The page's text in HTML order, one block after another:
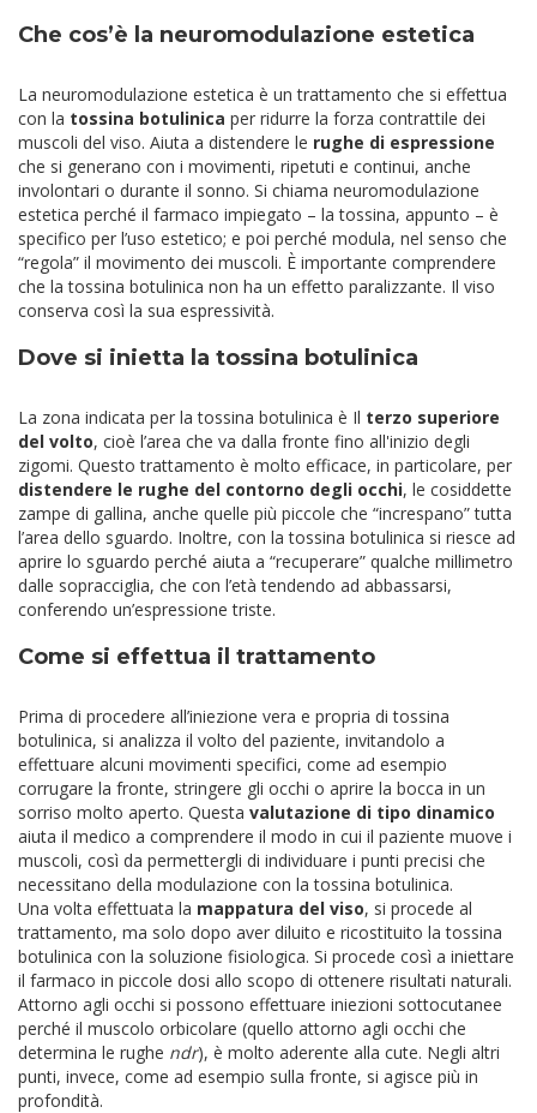
Che cos’è la neuromodulazione estetica
La neuromodulazione estetica è un trattamento che si effettua
con la tossina botulinica per ridurre la forza contrattile dei
muscoli del viso. Aiuta a distendere le rughe di espressione
che si generano con i movimenti, ripetuti e continui, anche
involontari o durante il sonno. Si chiama neuromodulazione
estetica perché il farmaco impiegato – la tossina, appunto – è
specifico per l’uso estetico; e poi perché modula, nel senso che
“regola” il movimento dei muscoli. È importante comprendere
che la tossina botulinica non ha un effetto paralizzante. Il viso
conserva così la sua espressività.
Dove si inietta la tossina botulinica
La zona indicata per la tossina botulinica è Il terzo superiore
del volto, cioè l’area che va dalla fronte fino all'inizio degli
zigomi. Questo trattamento è molto efficace, in particolare, per
distendere le rughe del contorno degli occhi, le cosiddette
zampe di gallina, anche quelle più piccole che “increspano” tutta
l’area dello sguardo. Inoltre, con la tossina botulinica si riesce ad
aprire lo sguardo perché aiuta a “recuperare” qualche millimetro
dalle sopracciglia, che con l’età tendendo ad abbassarsi,
conferendo un’espressione triste.
Come si effettua il trattamento
Prima di procedere all’iniezione vera e propria di tossina
botulinica, si analizza il volto del paziente, invitandolo a
effettuare alcuni movimenti specifici, come ad esempio
corrugare la fronte, stringere gli occhi o aprire la bocca in un
sorriso molto aperto. Questa valutazione di tipo dinamico
aiuta il medico a comprendere il modo in cui il paziente muove i
muscoli, così da permettergli di individuare i punti precisi che
necessitano della modulazione con la tossina botulinica.
Una volta effettuata la mappatura del viso, si procede al
trattamento, ma solo dopo aver diluito e ricostituito la tossina
botulinica con la soluzione fisiologica. Si procede così a iniettare
il farmaco in piccole dosi allo scopo di ottenere risultati naturali.
Attorno agli occhi si possono effettuare iniezioni sottocutanee
perché il muscolo orbicolare (quello attorno agli occhi che
determina le rughe ndr), è molto aderente alla cute. Negli altri
punti, invece, come ad esempio sulla fronte, si agisce più in
profondità.